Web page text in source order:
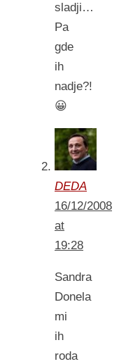
sladji…
Pa
gde
ih
nadje?!
😀
DEDA
16/12/2008
at
19:28
Sandra
Donela
mi
ih
roda